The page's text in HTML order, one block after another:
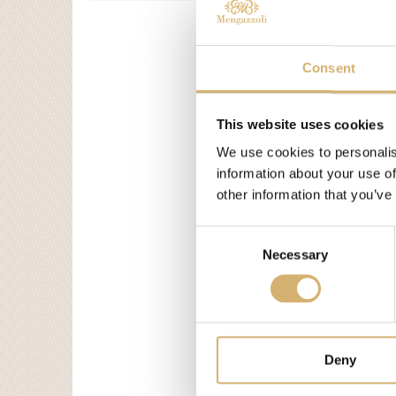
Consent
This website uses cookies
We use cookies to
information about your use
other information that
Necessary
Deny
Le
È